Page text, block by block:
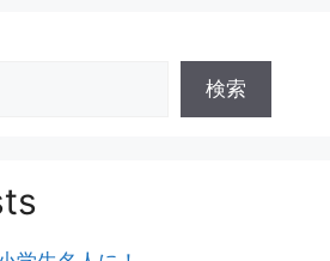
検索